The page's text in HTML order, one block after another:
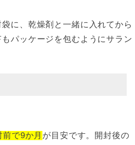
に、乾燥剤と一緒に入れてから
パッケージを包むようにサラン
で9か月 が目安です。開封後の